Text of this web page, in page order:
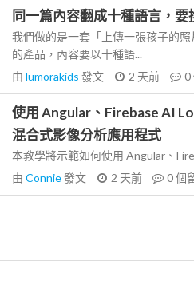
同一篇內容翻成十種語言，
我們做的是一套「上傳一張孩子的照
的產品，內容要以十種語...
由 lumorakids 發文 2 天前 0
使用 Angular、Firebase AI
混合式影像分析應用程式
本教學將示範如何使用 Angular、
由 Connie發文 2 天前 0個